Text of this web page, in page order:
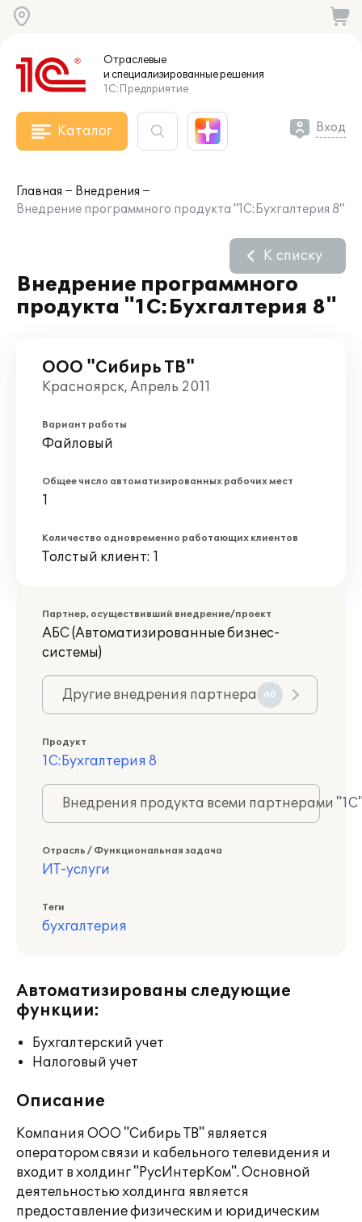
Отраслевые
и специализированныерешения
1С:Предприятие
Каталог Вход
Главная
Внедрения
Внедрение программного продукта "1C:Бухгалтерия 8"
Внедрение программного
продукта "1C:Бухгалтерия 8"
К списку
ООО "Сибирь ТВ"
Красноярск, Апрель 2011
Вариант работы
Файловый
Общее число автоматизированных рабочих мест
1
Количество одновременно работающих клиентов
Толстый клиент: 1
Партнер, осуществивший внедрение/проект
АБС (Автоматизированные бизнес-
системы)
Другие внедрения партнера 60
Продукт
1С:Бухгалтерия 8
Внедрения продукта всеми партнерами
Отрасль / Функциональная задача
ИТ-услуги
Теги
бухгалтерия
Автоматизированы следующие
функции:
Бухгалтерский учет
Налоговый учет
Описание
Компания ООО "Сибирь ТВ" является
оператором связи и кабельного телевидения и
входит в холдинг "РусИнтерКом". Основной
деятельностью холдинга является
предоставление физическим и юридическим